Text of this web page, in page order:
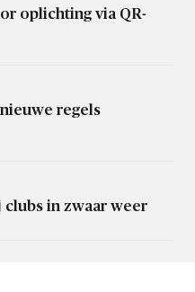
oplichting via QR-
regels
in zwaar weer